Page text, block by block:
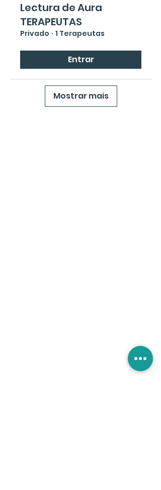
Lectura de Aura
TERAPEUTAS
Privado · 1 Terapeutas
Entrar
Mostrar mais